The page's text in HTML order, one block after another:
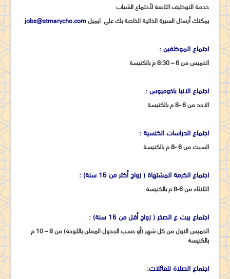
اتصل بنا
خدمة التوظيف التابعة لأجتماع الشباب
يمكنك أرسال السيرة الذاتية الخاصة بك على ايميلjobs@stmarycho.com
اجتماع الموظفين :
الخميس من 6 – 8:30 م بالكنيسة
اجتماع الانبا باخوميوس :
الاحد من 6 -8 م بالكنيسة
اجتماع الدراسات الكنسية :
السبت من 6 -8 م بالكنيسة
اجتماع الكرمة المشتهاة ( زواج أكثر من 15 سنة) :
الثلاثاء من 6-8 م بالكنيسة
اجتماع بيت ع الصخر ( زواج أقل من 15 سنة) :
الخميس الاول من كل شهر (أو حسب الجدول المعلن باللوحة) من 8 – 10 م
بالكنيسة
اجتماع الصلاة للعائلات: